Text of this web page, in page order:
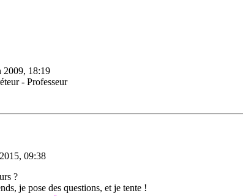
2009, 18:19
- Professeur
09:38
?
je pose des questions, et je tente !